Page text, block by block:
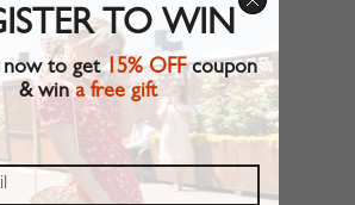
ningún resultado.TO WIN
now to get15% OFFcoupon
& wina free gift